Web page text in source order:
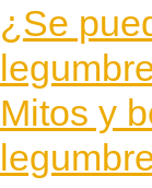
¿Se
Mitos y